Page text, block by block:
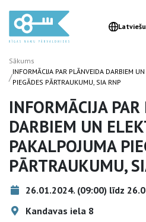
Latviešu
Sākums
/INFORMĀCIJA PAR PLĀNVEIDA DARBIEM
PIEGĀDES PĀRTRAUKUMU, SIA RNP
INFORMĀCIJA
DARBIEM UN
PAKALPOJUMA
PĀRTRAUKUMU,
26.01.2024. (09:00) līdz
Kandavas iela 8